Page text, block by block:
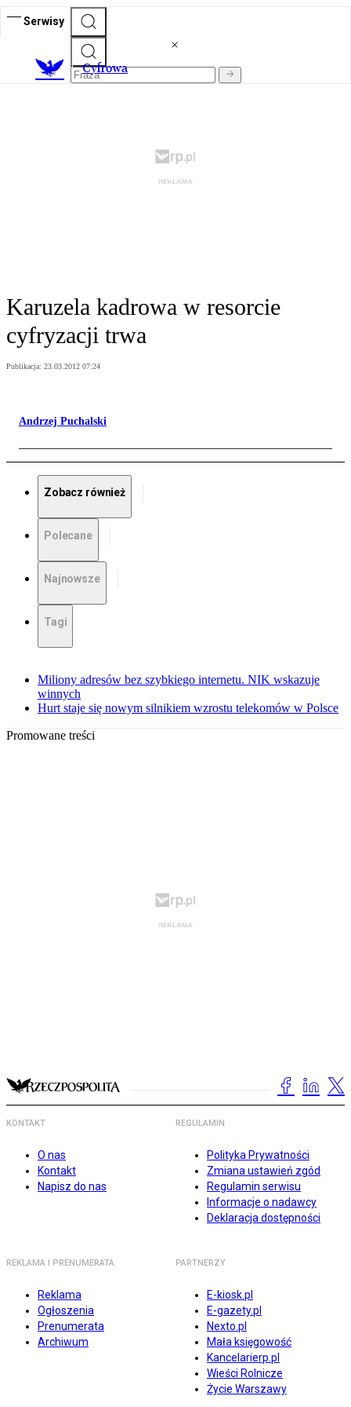
Serwisy
Cyfrowa
Karuzela kadrowa w resorcie
cyfryzacji trwa
Publikacja: 23.03.2012 07:24
Andrzej Puchalski
Zobacz również
Polecane
Najnowsze
Tagi
Miliony adresów bez szybkiego internetu. NIK wskazuje
winnych
Hurt staje się nowym silnikiem wzrostu telekomów w Polsce
Promowane treści
KONTAKT
O nas
Kontakt
Napisz do nas
REGULAMIN
Polityka Prywatności
Zmiana ustawień zgód
Regulamin serwisu
Informacje o nadawcy
Deklaracja dostępności
REKLAMA I PRENUMERATA
Reklama
Ogłoszenia
Prenumerata
Archiwum
PARTNERZY
E-kiosk.pl
E-gazety.pl
Nexto.pl
Mała księgowość
Kancelarierp.pl
Wieści Rolnicze
Życie Warszawy